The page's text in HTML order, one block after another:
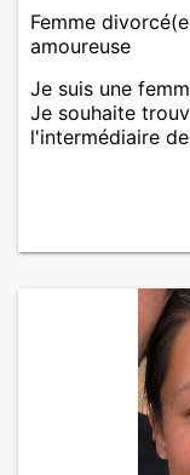
Femme
amoureuse
Je suis une
Je souhaite
l'intermédiaire